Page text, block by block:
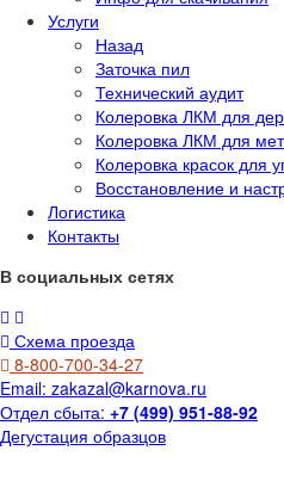
Услуги
Назад
Заточка пил
Технический аудит
Колеровка ЛКМ для
Колеровка ЛКМ для
Колеровка красок для
Восстановление и
Логистика
Контакты
В социальных сетях
Схема проезда
8-800-700-34-27
Email: zakazal@karnova.ru
Отдел сбыта: +7 (499) 951-88-92
Дегустация образцов